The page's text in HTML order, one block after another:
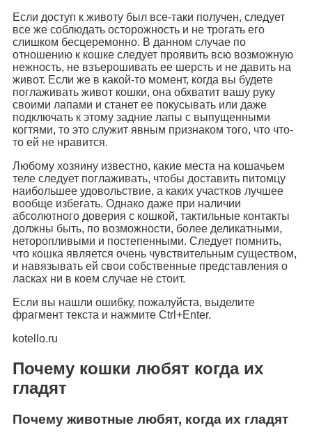
Если доступ к животу был все-таки получен, следует
все же соблюдать осторожность и не трогать его
слишком бесцеремонно. В данном случае по
отношению к кошке следует проявить всю возможную
нежность, не взъерошивать ее шерсть и не давить на
живот. Если же в какой-то момент, когда вы будете
поглаживать живот кошки, она обхватит вашу руку
своими лапами и станет ее покусывать или даже
подключать к этому задние лапы с выпущенными
когтями, то это служит явным признаком того, что что-
то ей не нравится.
Любому хозяину известно, какие места на кошачьем
теле следует поглаживать, чтобы доставить питомцу
наибольшее удовольствие, а каких участков лучшее
вообще избегать. Однако даже при наличии
абсолютного доверия с кошкой, тактильные контакты
должны быть, по возможности, более деликатными,
неторопливыми и постепенными. Следует помнить,
что кошка является очень чувствительным существом,
и навязывать ей свои собственные представления о
ласках ни в коем случае не стоит.
Если вы нашли ошибку, пожалуйста, выделите
фрагмент текста и нажмите Ctrl+Enter.
kotello.ru
Почему кошки любят когда их
гладят
Почему животные любят, когда их гладят